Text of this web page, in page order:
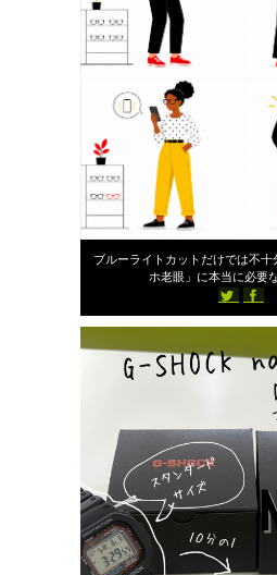
ブルーライトカットだけでは不十
ホ老眼」に本当に必要
2026年6月15日